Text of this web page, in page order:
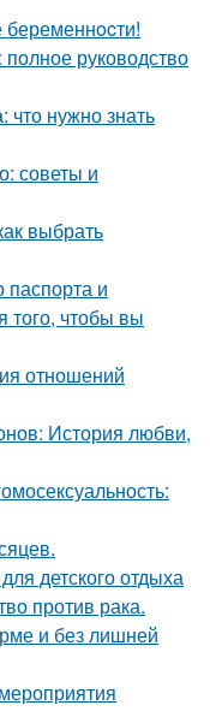
беременнocти!
руководство
нужно знать
советы и
выбрать
паспорта и
того, чтобы вы
отношений
История любви,
детского отдыха
против рака.
и без лишней